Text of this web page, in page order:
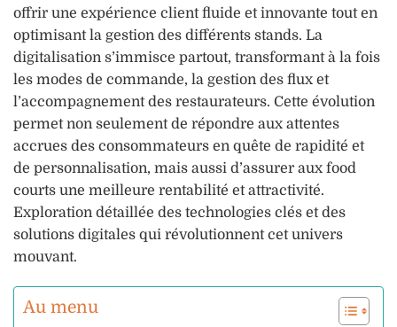
offrir une expérience client fluide et innovante tout en
optimisant la gestion des différents stands. La
digitalisation s’immisce partout, transformant à la fois
les modes de commande, la gestion des flux et
l’accompagnement des restaurateurs. Cette évolution
permet non seulement de répondre aux attentes
accrues des consommateurs en quête de rapidité et
de personnalisation, mais aussi d’assurer aux food
courts une meilleure rentabilité et attractivité.
Exploration détaillée des technologies clés et des
solutions digitales qui révolutionnent cet univers
mouvant.
Au menu